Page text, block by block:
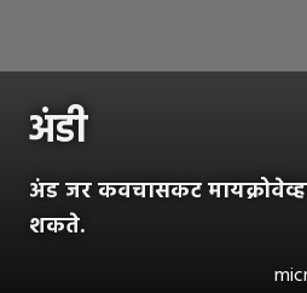
अंडी
अंड जर कवचासकट
शकते.